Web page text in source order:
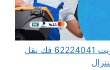
فني تكييف مركزي هندي الكويت 62224041 فك نقل